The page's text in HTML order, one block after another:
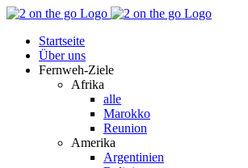
Zum
springen
Facebook
YouTube
Instagram
Pinterest
Rss
Startseite
Über uns
Fernweh-Ziele
Afrika
alle
Marokko
Reunion
Amerika
Argentinien